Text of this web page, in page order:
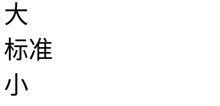
大
标准
小